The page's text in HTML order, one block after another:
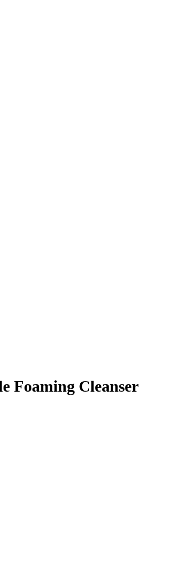
Foaming Cleanser